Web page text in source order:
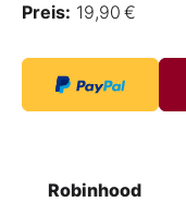
Preis: 19,90 €
Robinhood